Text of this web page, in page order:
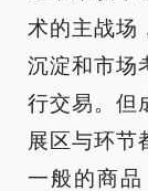
术的主战场
沉淀和市场
行交易。但
展区与环节
一般的商